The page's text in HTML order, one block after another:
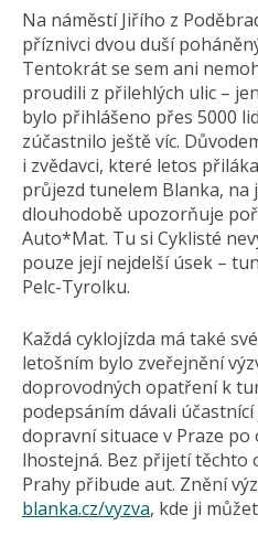
Na náměstí Jiřího z
příznivci dvou duší
Tentokrát se sem ani
proudili z přilehlých ulic –
bylo přihlášeno přes 5000
zúčastnilo ještě víc.
i zvědavci, které letos
průjezd tunelem Blanka,
dlouhodobě upozorňuje
Auto*Mat. Tu si Cyklisté
pouze její nejdelší úsek –
Pelc-Tyrolku.
Každá cyklojízda má také
letošním bylo zveřejnění
doprovodných opatření k
podepsáním dávali
dopravní situace v Praze
lhostejná. Bez přijetí
Prahy přibude aut. Znění
blanka.cz/vyzva, kde ji